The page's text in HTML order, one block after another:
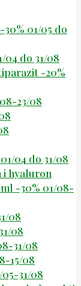
01/05 do
do 31/08
-20%
23/08
04 do 31/08
i hyaluron
-30% 01/08-
08
08
31/08
15/08
31/08